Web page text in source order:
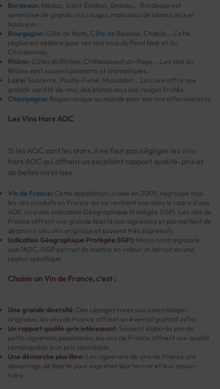
Bordeaux: Médoc, Saint-Émilion, Graves... Bordeaux est
synonyme de grands vins rouges, mais aussi de blancs secs et
liquoreux.
Bourgogne: Côte de Nuits, Côte de Beaune, Chablis... Cette
région est célèbre pour ses vins issus du Pinot Noir et du
Chardonnay.
Rhône: Côtes du Rhône, Châteauneuf-du-Pape... Les vins du
Rhône sont souvent puissants et aromatiques.
Loire: Sancerre, Pouilly-Fumé, Muscadet... La Loire offre une
grande variété de vins, des blancs secs aux rouges fruités.
Champagne: Région unique au monde pour ses vins effervescents.
Les Vins Hors AOC
Si les AOC sont les stars, il ne faut pas négliger les vins
hors AOC qui offrent un excellent rapport qualité-prix et
de belles surprises.
Vin de France: Cette appellation, créée en 2009, regroupe tous
les vins produits en France qui ne rentrent pas dans le cadre d'une
AOC ou d'une Indication Géographique Protégée (IGP). Les vins de
France offrent une grande liberté aux vignerons et permettent de
découvrir des vins originaux et souvent très expressifs.
Indication Géographique Protégée (IGP): Moins contraignante
que l'AOC, l'IGP permet de mettre en valeur un terroir ou une
région spécifique.
Choisir un Vin de France, c'est :
Une grande diversité: Des cépages rares aux assemblages
originaux, les vins de France offrent un éventail gustatif infini.
Un rapport qualité-prix intéressant: Souvent élaborés par de
petits vignerons passionnés, les vins de France offrent une qualité
remarquable à un prix abordable.
Une démarche plus libre: Les vignerons de vins de France ont
davantage de liberté pour exprimer leur terroir et leur savoir-
faire.